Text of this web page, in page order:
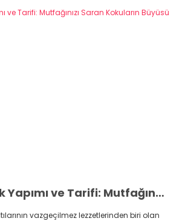
Evde Pankek Yapımı ve Tarifi: Mutfağınızı Saran Kokuların Büyüsü
vazgeçilmez lezzetlerinden biri olan